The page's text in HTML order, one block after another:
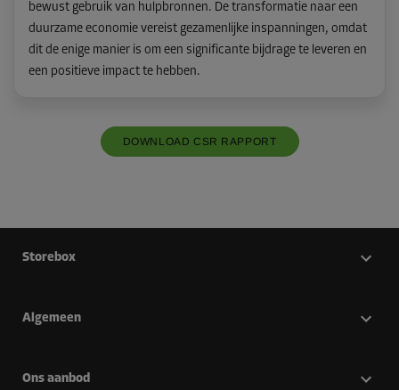
bewust gebruik van hulpbronnen. De transformatie naar een
duurzame economie vereist gezamenlijke inspanningen, omdat
dit de enige manier is om een significante bijdrage te leveren en
een positieve impact te hebben.
DOWNLOAD CSR RAPPORT
Storebox
Algemeen
Ons aanbod